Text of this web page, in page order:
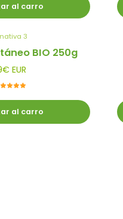
al carro
3
BIO 250g
EUR
al carro